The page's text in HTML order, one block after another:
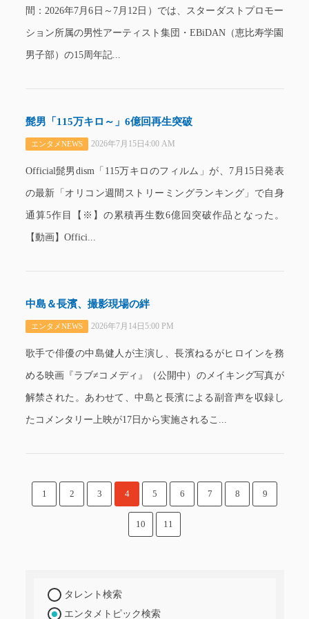
間：2026年7月6日～7月12日）では、スターダストプロモー
ション所属の男性アーティスト集団・EBiDAN（恵比寿学園
男子部）の15周年記...
髭男「115万キロ～」6億回再生突破
エンタメNEWS 2026年7月15日4:00 AM
Official髭男dism「115万キロのフィルム」が、7月15日発表
の最新「オリコン週間ストリーミングランキング」で自身
通算5作目【※】の累積再生数6億回突破作品となった。
【動画】Offici...
中島＆長濱、撮影現場の絆
エンタメNEWS 2026年7月14日5:00 PM
歌手で俳優の中島健人が主演し、長濱ねるがヒロインを務
める映画『ラブ≠コメディ』（公開中）のメイキング写真が
解禁された。あわせて、中島と長濱による副音声を収録し
たコメンタリー上映が17日から実施されるこ...
1 2 3 4 5 6 7 8 9
10 11
タレント検索
エンタメトピック検索